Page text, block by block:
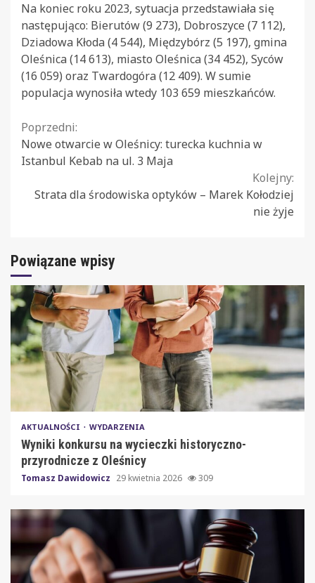
Na koniec roku 2023, sytuacja przedstawiała się
następująco: Bierutów (9 273), Dobroszyce (7 112),
Dziadowa Kłoda (4 544), Międzybórz (5 197), gmina
Oleśnica (14 613), miasto Oleśnica (34 452), Syców
(16 059) oraz Twardogóra (12 409). W sumie
populacja wynosiła wtedy 103 659 mieszkańców.
Continue
Reading
Poprzedni:
Nowe otwarcie w Oleśnicy: turecka kuchnia w
Istanbul Kebab na ul. 3 Maja
Kolejny:
Strata dla środowiska optyków – Marek Kołodziej
nie żyje
Powiązane wpisy
AKTUALNOŚCI WYDARZENIA
Wyniki konkursu na wycieczki historyczno-
przyrodnicze z Oleśnicy
Tomasz Dawidowicz 29 kwietnia 2026 309